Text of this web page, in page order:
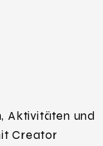
Aktivitäten und
Creator